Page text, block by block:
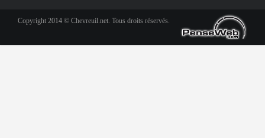
Copyright 2014 © Chevreuil.net. Tous droits réservés.